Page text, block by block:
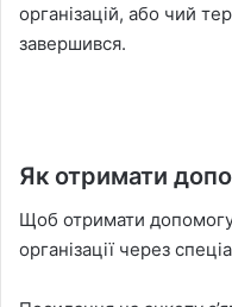
організацій, або чий
завершився.
Як отримати
Щоб отримати
організації через